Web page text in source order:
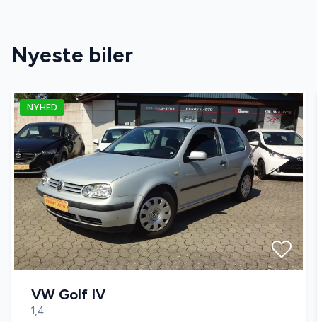
Nyeste biler
NYHED
VW Golf IV
1,4